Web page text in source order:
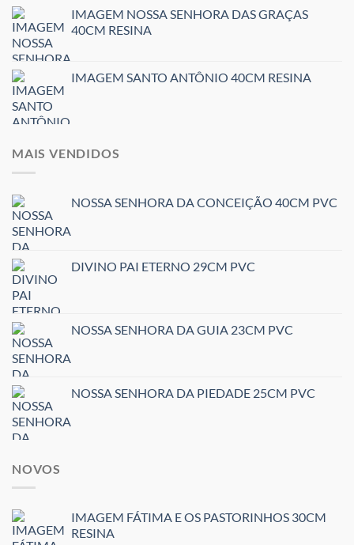
IMAGEM NOSSA SENHORA DAS GRAÇAS
40CM RESINA
IMAGEM SANTO ANTÔNIO 40CM RESINA
MAIS VENDIDOS
NOSSA SENHORA DA CONCEIÇÃO 40CM PVC
DIVINO PAI ETERNO 29CM PVC
NOSSA SENHORA DA GUIA 23CM PVC
NOSSA SENHORA DA PIEDADE 25CM PVC
NOVOS
IMAGEM FÁTIMA E OS PASTORINHOS 30CM
RESINA